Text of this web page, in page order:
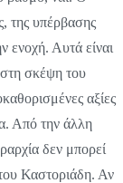
της υπέρβασης
ενοχή. Αυτά είναι
σκέψη του
αξίες
Από την άλλη
δεν μπορεί
Καστοριάδη. Αν